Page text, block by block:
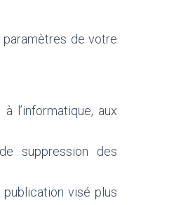
paramètres de votre
l’informatique, aux
suppression des
visé plus